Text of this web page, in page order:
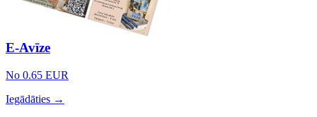
E-Avīze
No 0.65 EUR
Iegādāties →